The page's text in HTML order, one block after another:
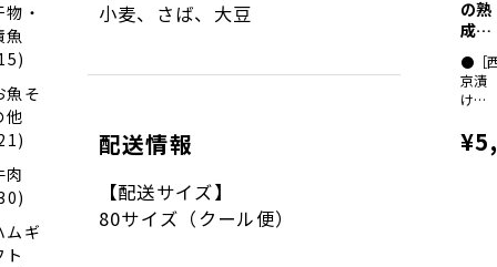
物・
魚
魚そ
他
肉
ムギ
ト
小麦、さば、大豆
配送情報
【配送サイズ】
80サイズ（クール便）
の熟
成
真鯛
西...
●［
京漬
け］
６０
ｇ×